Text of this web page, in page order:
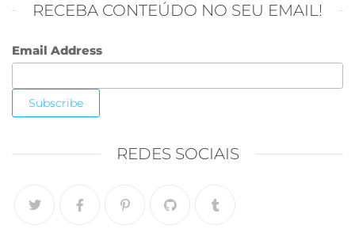
RECEBA CONTEÚDO NO SEU EMAIL!
Email Address
REDES SOCIAIS